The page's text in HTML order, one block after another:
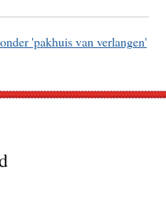
'pakhuis van verlangen'